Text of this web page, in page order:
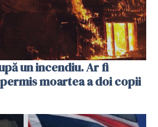
un incendiu. Ar fi
moartea a doi copii